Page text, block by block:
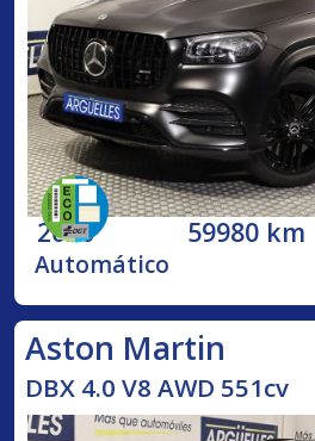
2020 59980 km
Automático
Aston Martin
DBX 4.0 V8 AWD 551cv